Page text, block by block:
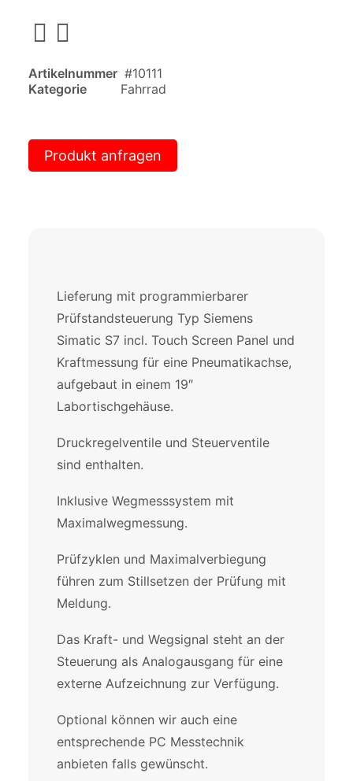
Artikelnummer #10111
Kategorie
Fahrrad
Produkt anfragen
Lieferung mit programmierbarer
Prüfstandsteuerung Typ Siemens
Simatic S7 incl. Touch Screen Panel und
Kraftmessung für eine Pneumatikachse,
aufgebaut in einem 19″
Labortischgehäuse.
Druckregelventile und Steuerventile
sind enthalten.
Inklusive Wegmesssystem mit
Maximalwegmessung.
Prüfzyklen und Maximalverbiegung
führen zum Stillsetzen der Prüfung mit
Meldung.
Das Kraft- und Wegsignal steht an der
Steuerung als Analogausgang für eine
externe Aufzeichnung zur Verfügung.
Optional können wir auch eine
entsprechende PC Messtechnik
anbieten falls gewünscht.